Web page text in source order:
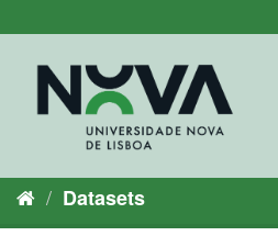
to
Datasets